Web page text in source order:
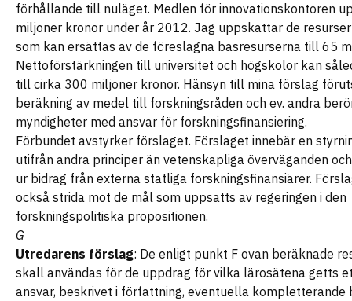
förhållande till nuläget. Medlen för innovationskontoren
miljoner kronor under år 2012. Jag uppskattar de
som kan ersättas av de föreslagna basresurserna till 65
Nettoförstärkningen till universitet och högskolor kan
till cirka 300 miljoner kronor. Hänsyn till mina förslag
beräkning av medel till forskningsråden och ev. andra
myndigheter med ansvar för forskningsfinansiering.
Förbundet avstyrker förslaget. Förslaget innebär en
utifrån andra principer än vetenskapliga överväganden
ur bidrag från externa statliga forskningsfinansiärer.
också strida mot de mål som uppsatts av regeringen i den
forskningspolitiska propositionen.
G
Utredarens förslag: De enligt punkt F ovan beräknade
skall användas för de uppdrag för vilka lärosätena getts
ansvar, beskrivet i författning, eventuella kompletterande